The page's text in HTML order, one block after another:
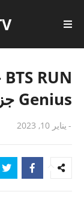
Genius جزء 1 مترجمة للعربية
- يناير 10, 2023